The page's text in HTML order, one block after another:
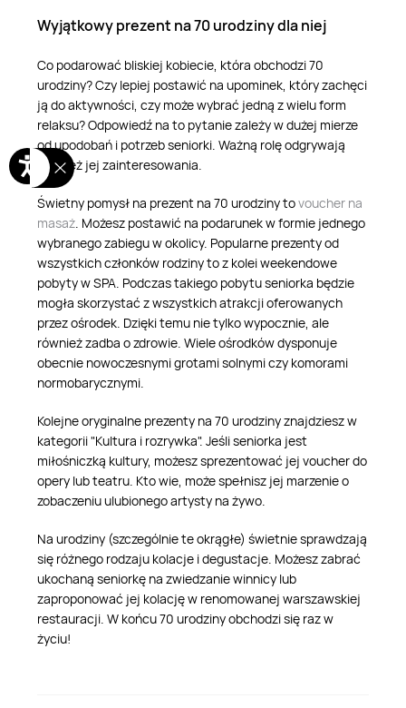
Wyjątkowy prezent na 70 urodziny dla niej
Co podarować bliskiej kobiecie, która obchodzi 70
urodziny? Czy lepiej postawić na upominek, który zachęci
ją do aktywności, czy może wybrać jedną z wielu form
relaksu? Odpowiedź na to pytanie zależy w dużej mierze
od upodobań i potrzeb seniorki. Ważną rolę odgrywają
również jej zainteresowania.
Świetny pomysł na prezent na 70 urodziny tovoucher na
masaż . Możesz postawić na podarunek w formie jednego
wybranego zabiegu w okolicy. Popularne prezenty od
wszystkich członków rodziny to z kolei weekendowe
pobyty w SPA. Podczas takiego pobytu seniorka będzie
mogła skorzystać z wszystkich atrakcji oferowanych
przez ośrodek. Dzięki temu nie tylko wypocznie, ale
również zadba o zdrowie. Wiele ośrodków dysponuje
obecnie nowoczesnymi grotami solnymi czy komorami
normobarycznymi.
Kolejne oryginalne prezenty na 70 urodziny znajdziesz w
kategorii "Kultura i rozrywka". Jeśli seniorka jest
miłośniczką kultury, możesz sprezentować jej voucher do
opery lub teatru. Kto wie, może spełnisz jej marzenie o
zobaczeniu ulubionego artysty na żywo.
Na urodziny (szczególnie te okrągłe) świetnie sprawdzają
się różnego rodzaju kolacje i degustacje. Możesz zabrać
ukochaną seniorkę na zwiedzanie winnicy lub
zaproponować jej kolację w renomowanej warszawskiej
restauracji. W końcu 70 urodziny obchodzi się raz w
życiu!